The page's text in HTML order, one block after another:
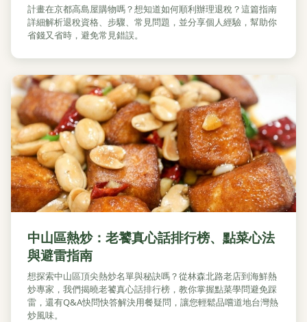
計畫在京都高島屋購物嗎？想知道如何順利辦理退稅？這篇指南
詳細解析退稅資格、步驟、常見問題，並分享個人經驗，幫助你
省錢又省時，避免常見錯誤。
中山區熱炒：老饕真心話排行榜、點菜心法
與避雷指南
想探索中山區頂尖熱炒名單與秘訣嗎？從林森北路老店到海鮮熱
炒專家，我們揭曉老饕真心話排行榜，教你掌握點菜學問避免踩
雷，還有Q&A快問快答解決用餐疑問，讓您輕鬆品嚐道地台灣熱
炒風味。